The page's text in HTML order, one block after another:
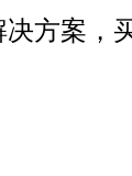
决方案，